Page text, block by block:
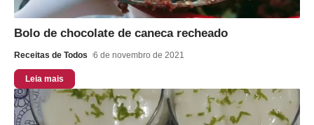
Bolo de chocolate de caneca recheado
Receitas de Todos 6 de novembro de 2021
Leia mais